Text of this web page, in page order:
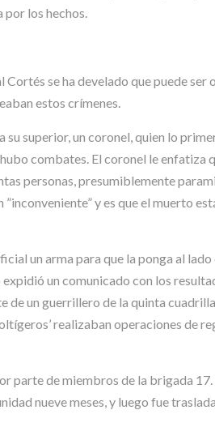
por los hechos.
se ha develado que puede ser
estos crímenes.
superior, un coronel, quien lo
combates. El coronel le enfatiza
personas, presumiblemente
y es que el muerto
un arma para que la ponga al
un comunicado con los
un guerrillero de la quinta
realizaban operaciones de
parte de miembros de la brigada
nueve meses, y luego fue